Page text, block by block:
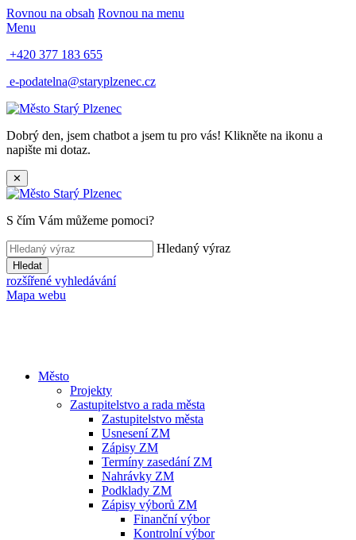
Rovnou na obsah Rovnou na menu
Menu
+420 377 183 655
e-podatelna@staryplzenec.cz
Dobrý den, jsem chatbot a jsem tu pro vás! Klikněte na ikonu a
napište mi dotaz.
✕
S čím Vám můžeme pomoci?
Hledaný výraz
Hledat
rozšířené vyhledávání
Mapa webu
Město
Projekty
Zastupitelstvo a rada města
Zastupitelstvo města
Usnesení ZM
Zápisy ZM
Termíny zasedání ZM
Nahrávky ZM
Podklady ZM
Zápisy výborů ZM
Finanční výbor
Kontrolní výbor